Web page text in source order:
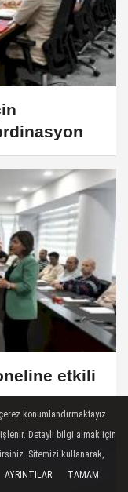
etkili
konumlandırmaktayız.
Detaylı bilgi almak için
Sitemizi kullanarak,
AYRINTILAR TAMAM